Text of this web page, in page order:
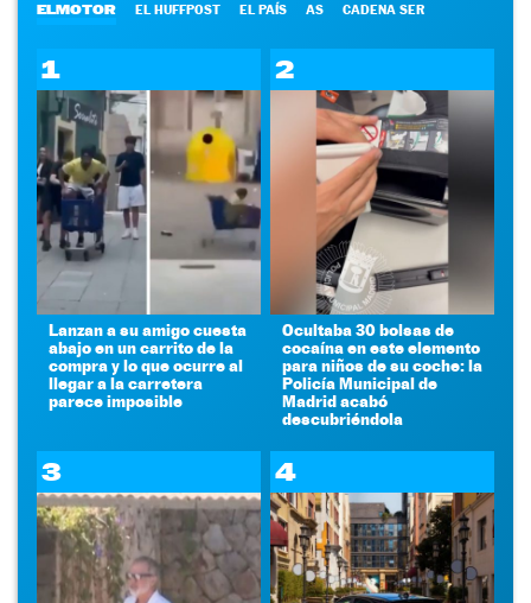
ELMOTOR EL HUFFPOST EL PAÍS AS CADENA SER
1
Lanzan a su amigo cuesta
abajo en un carrito de la
compra y lo que ocurre al
llegar a la carretera
parece imposible
2
Ocultaba 30 bolsas de
cocaína en este elemento
para niños de su coche: la
Policía Municipal de
Madrid acabó
descubriéndola
3 4